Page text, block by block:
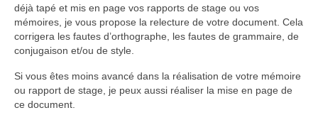
déjà tapé et mis en page vos rapports de stage ou vos
mémoires, je vous propose la relecture de votre document. Cela
corrigera les fautes d’orthographe, les fautes de grammaire, de
conjugaison et/ou de style.
Si vous êtes moins avancé dans la réalisation de votre mémoire
ou rapport de stage, je peux aussi réaliser la mise en page de
ce document.